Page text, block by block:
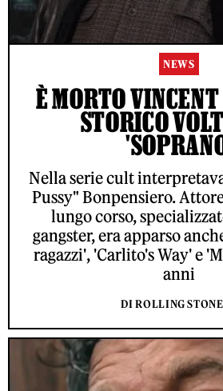
NEWS
È MORTO
STORICO
Nella serie cult
Pussy" Bonpensiero.
lungo corso,
gangster, era apparso
ragazzi', 'Carlito's Way' e
anni
DI ROLLING